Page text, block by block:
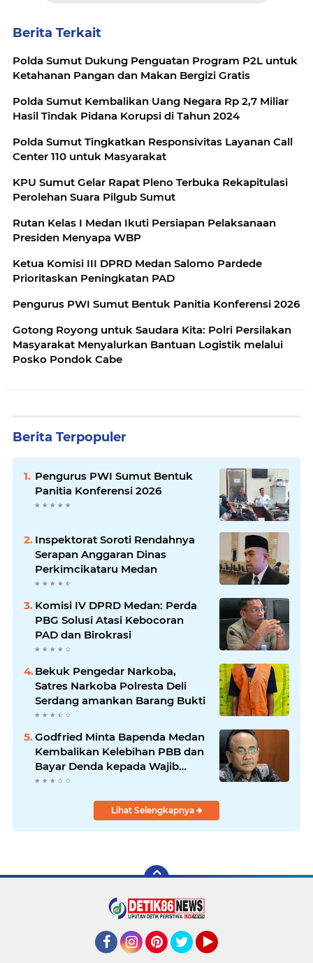
Berita Terkait
Polda Sumut Dukung Penguatan Program P2L untuk
Ketahanan Pangan dan Makan Bergizi Gratis
Polda Sumut Kembalikan Uang Negara Rp 2,7 Miliar
Hasil Tindak Pidana Korupsi di Tahun 2024
Polda Sumut Tingkatkan Responsivitas Layanan Call
Center 110 untuk Masyarakat
KPU Sumut Gelar Rapat Pleno Terbuka Rekapitulasi
Perolehan Suara Pilgub Sumut
Rutan Kelas I Medan Ikuti Persiapan Pelaksanaan
Presiden Menyapa WBP
Ketua Komisi III DPRD Medan Salomo Pardede
Prioritaskan Peningkatan PAD
Pengurus PWI Sumut Bentuk Panitia Konferensi 2026
Gotong Royong untuk Saudara Kita: Polri Persilakan
Masyarakat Menyalurkan Bantuan Logistik melalui
Posko Pondok Cabe
Berita Terpopuler
Pengurus PWI Sumut Bentuk
Panitia Konferensi 2026
Inspektorat Soroti Rendahnya
Serapan Anggaran Dinas
Perkimcikataru Medan
Komisi IV DPRD Medan: Perda
PBG Solusi Atasi Kebocoran
PAD dan Birokrasi
Bekuk Pengedar Narkoba,
Satres Narkoba Polresta Deli
Serdang amankan Barang Bukti
Godfried Minta Bapenda Medan
Kembalikan Kelebihan PBB dan
Bayar Denda kepada Wajib
Pajak
Lihat Selengkapnya